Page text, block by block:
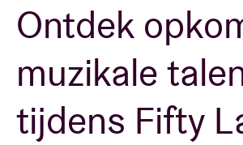
BRDCST
ABtv
Concertcheque
Ontdek
muzikale
tijdens Fifty